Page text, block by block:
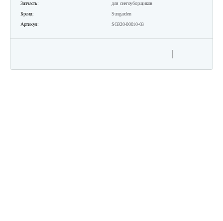
Запчасть:
для снегоуборщиков
Бренд:
Sungarden
Артикул:
SG920-00010-03